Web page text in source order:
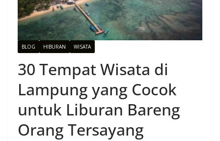
BLOG HIBURAN WISATA
30 Tempat Wisata di
Lampung yang Cocok
untuk Liburan Bareng
Orang Tersayang